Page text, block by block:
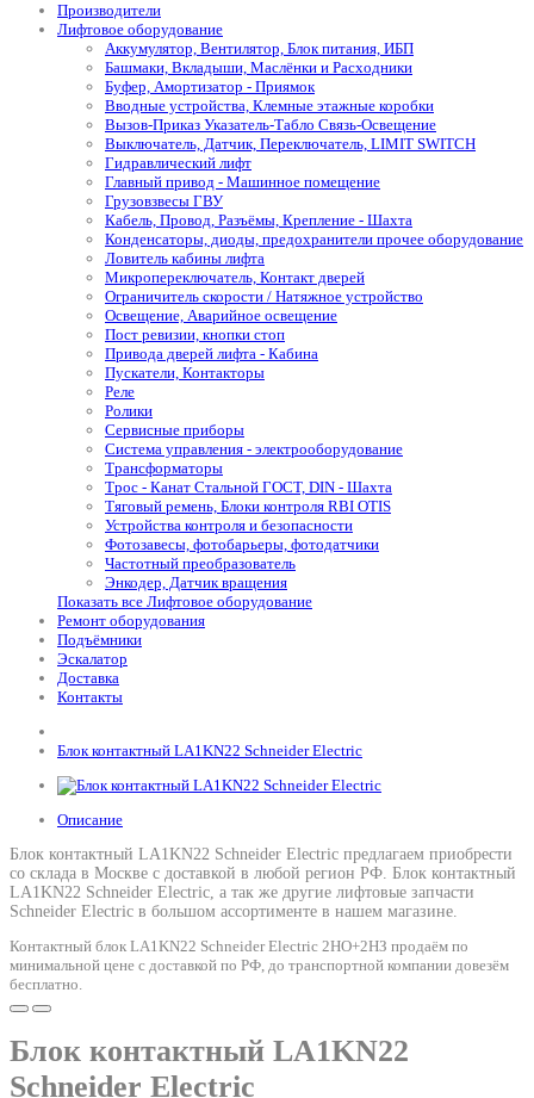
Производители
Лифтовое оборудование
Аккумулятор, Вентилятор, Блок питания, ИБП
Башмаки, Вкладыши, Маслёнки и Расходники
Буфер, Амортизатор - Приямок
Вводные устройства, Клемные этажные коробки
Вызов-Приказ Указатель-Табло Связь-Освещение
Выключатель, Датчик, Переключатель, LIMIT SWITCH
Гидравлический лифт
Главный привод - Машинное помещение
Грузовзвесы ГВУ
Кабель, Провод, Разъёмы, Крепление - Шахта
Конденсаторы, диоды, предохранители прочее оборудование
Ловитель кабины лифта
Микропереключатель, Контакт дверей
Ограничитель скорости / Натяжное устройство
Освещение, Аварийное освещение
Пост ревизии, кнопки стоп
Привода дверей лифта - Кабина
Пускатели, Контакторы
Реле
Ролики
Сервисные приборы
Система управления - электрооборудование
Трансформаторы
Трос - Канат Стальной ГОСТ, DIN - Шахта
Тяговый ремень, Блоки контроля RBI OTIS
Устройства контроля и безопасности
Фотозавесы, фотобарьеры, фотодатчики
Частотный преобразователь
Энкодер, Датчик вращения
Показать все Лифтовое оборудование
Ремонт оборудования
Подъёмники
Эскалатор
Доставка
Контакты
Блок контактный LA1KN22 Schneider Electric
Описание
Блок контактный LA1KN22 Schneider Electric предлагаем приобрести
со склада в Москве с доставкой в любой регион РФ. Блок контактный
LA1KN22 Schneider Electric, а так же другие лифтовые запчасти
Schneider Electric в большом ассортименте в нашем магазине.
Контактный блок LA1KN22 Schneider Electric 2НО+2НЗ продаём по
минимальной цене с доставкой по РФ, до транспортной компании довезём
бесплатно.
Блок контактный LA1KN22
Schneider Electric